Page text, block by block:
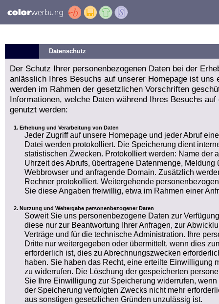
Datenschutz
Der Schutz Ihrer personenbezogenen Daten bei der
anlässlich Ihres Besuchs auf unserer Homepage ist uns
werden im Rahmen der gesetzlichen Vorschriften
Informationen, welche Daten während Ihres Besuchs
genutzt werden:
Erhebung und Verarbeitung von Daten
Jeder Zugriff auf unsere Homepage und jeder Abruf
Datei werden protokolliert. Die Speicherung dient
statistischen Zwecken. Protokolliert werden: Name der
Uhrzeit des Abrufs, übertragene Datenmenge, Meldung
Webbrowser und anfragende Domain. Zusätzlich
Rechner protokolliert. Weitergehende
Sie diese Angaben freiwillig, etwa im Rahmen einer
Nutzung und Weitergabe personenbezogener Daten
Soweit Sie uns personenbezogene Daten zur
diese nur zur Beantwortung Ihrer Anfragen, zur
Verträge und für die technische Administration. Ihre
Dritte nur weitergegeben oder übermittelt, wenn dies
erforderlich ist, dies zu Abrechnungszwecken
haben. Sie haben das Recht, eine erteilte Einwilligung
zu widerrufen. Die Löschung der gespeicherten
Sie Ihre Einwilligung zur Speicherung widerrufen,
der Speicherung verfolgten Zwecks nicht mehr
aus sonstigen gesetzlichen Gründen unzulässig ist.